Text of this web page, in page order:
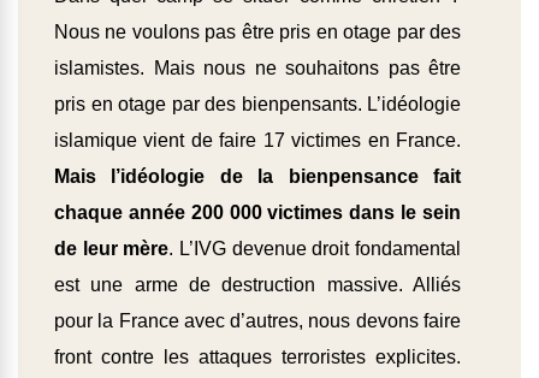
Nous ne voulons pas être pris en otage par des
islamistes. Mais nous ne souhaitons pas être
pris en otage par des bienpensants. L’idéologie
islamique vient de faire 17 victimes en France.
Mais l’idéologie de la bienpensance fait
chaque année 200 000 victimes dans le sein
de leur mère. L’IVG devenue droit fondamental
est une arme de destruction massive. Alliés
pour la France avec d’autres, nous devons faire
front contre les attaques terroristes explicites.